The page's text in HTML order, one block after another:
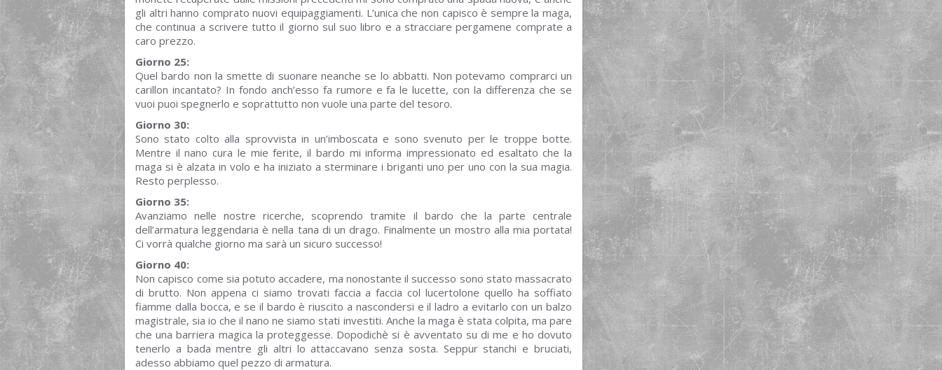
gli altri hanno comprato nuovi equipaggiamenti. L’unica che non capisco è sempre la maga,
che continua a scrivere tutto il giorno sul suo libro e a stracciare pergamene comprate a
caro prezzo.
Giorno 25:
Quel bardo non la smette di suonare neanche se lo abbatti. Non potevamo comprarci un
carillon incantato? In fondo anch’esso fa rumore e fa le lucette, con la differenza che se
vuoi puoi spegnerlo e soprattutto non vuole una parte del tesoro.
Giorno 30:
Sono stato colto alla sprovvista in un’imboscata e sono svenuto per le troppe botte.
Mentre il nano cura le mie ferite, il bardo mi informa impressionato ed esaltato che la
maga si è alzata in volo e ha iniziato a sterminare i briganti uno per uno con la sua magia.
Resto perplesso.
Giorno 35:
Avanziamo nelle nostre ricerche, scoprendo tramite il bardo che la parte centrale
dell’armatura leggendaria è nella tana di un drago. Finalmente un mostro alla mia portata!
Ci vorrà qualche giorno ma sarà un sicuro successo!
Giorno 40:
Non capisco come sia potuto accadere, ma nonostante il successo sono stato massacrato
di brutto. Non appena ci siamo trovati faccia a faccia col lucertolone quello ha soffiato
fiamme dalla bocca, e se il bardo è riuscito a nascondersi e il ladro a evitarlo con un balzo
magistrale, sia io che il nano ne siamo stati investiti. Anche la maga è stata colpita, ma pare
che una barriera magica la proteggesse. Dopodichè si è avventato su di me e ho dovuto
tenerlo a bada mentre gli altri lo attaccavano senza sosta. Seppur stanchi e bruciati,
adesso abbiamo quel pezzo di armatura.